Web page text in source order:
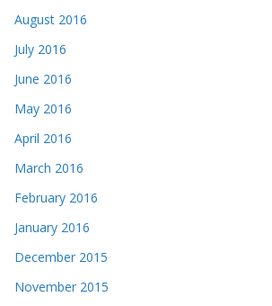
August 2016
July 2016
June 2016
May 2016
April 2016
March 2016
February 2016
January 2016
December 2015
November 2015